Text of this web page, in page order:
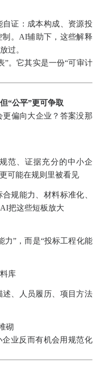
证：成本构成、资源投
制。AI辅助下，这些解释
过。
”。它其实是一份“可审计
“公平”更可争取
偏向大企业？答案没那
范、证据充分的中小企
可能在规则里被看见
规能力、材料标准化、
把这些短板放大
力”，而是“投标工程化能
库
、人员履历、项目方法
砌
业反而有机会用规范化